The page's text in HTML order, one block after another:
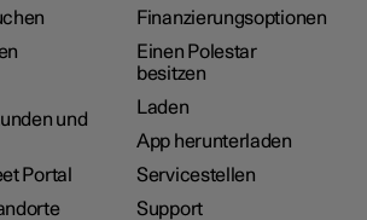
und
Portal
Finanzierungsoptionen
Einen Polestar
besitzen
Laden
App herunterladen
Servicestellen
Support